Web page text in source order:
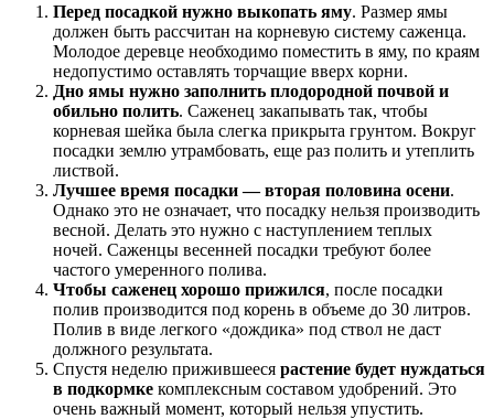
Перед посадкой нужно выкопать яму. Размер ямы
должен быть рассчитан на корневую систему саженца.
Молодое деревце необходимо поместить в яму, по краям
недопустимо оставлять торчащие вверх корни.
Дно ямы нужно заполнить плодородной почвой и
обильно полить. Саженец закапывать так, чтобы
корневая шейка была слегка прикрыта грунтом. Вокруг
посадки землю утрамбовать, еще раз полить и утеплить
листвой.
Лучшее время посадки — вторая половина осени.
Однако это не означает, что посадку нельзя производить
весной. Делать это нужно с наступлением теплых
ночей. Саженцы весенней посадки требуют более
частого умеренного полива.
Чтобы саженец хорошо прижился, после посадки
полив производится под корень в объеме до 30 литров.
Полив в виде легкого «дождика» под ствол не даст
должного результата.
Спустя неделю прижившееся растение будет нуждаться
в подкормке комплексным составом удобрений. Это
очень важный момент, который нельзя упустить.